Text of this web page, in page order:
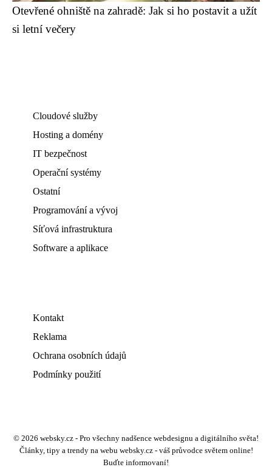
Otevřené ohniště na zahradě: Jak si ho postavit a užít
si letní večery
Cloudové služby
Hosting a domény
IT bezpečnost
Operační systémy
Ostatní
Programování a vývoj
Síťová infrastruktura
Software a aplikace
Kontakt
Reklama
Ochrana osobních údajů
Podmínky použití
© 2026 websky.cz - Pro všechny nadšence webdesignu a digitálního světa!
Články, tipy a trendy na webu websky.cz - váš průvodce světem online!
Buďte informovaní!